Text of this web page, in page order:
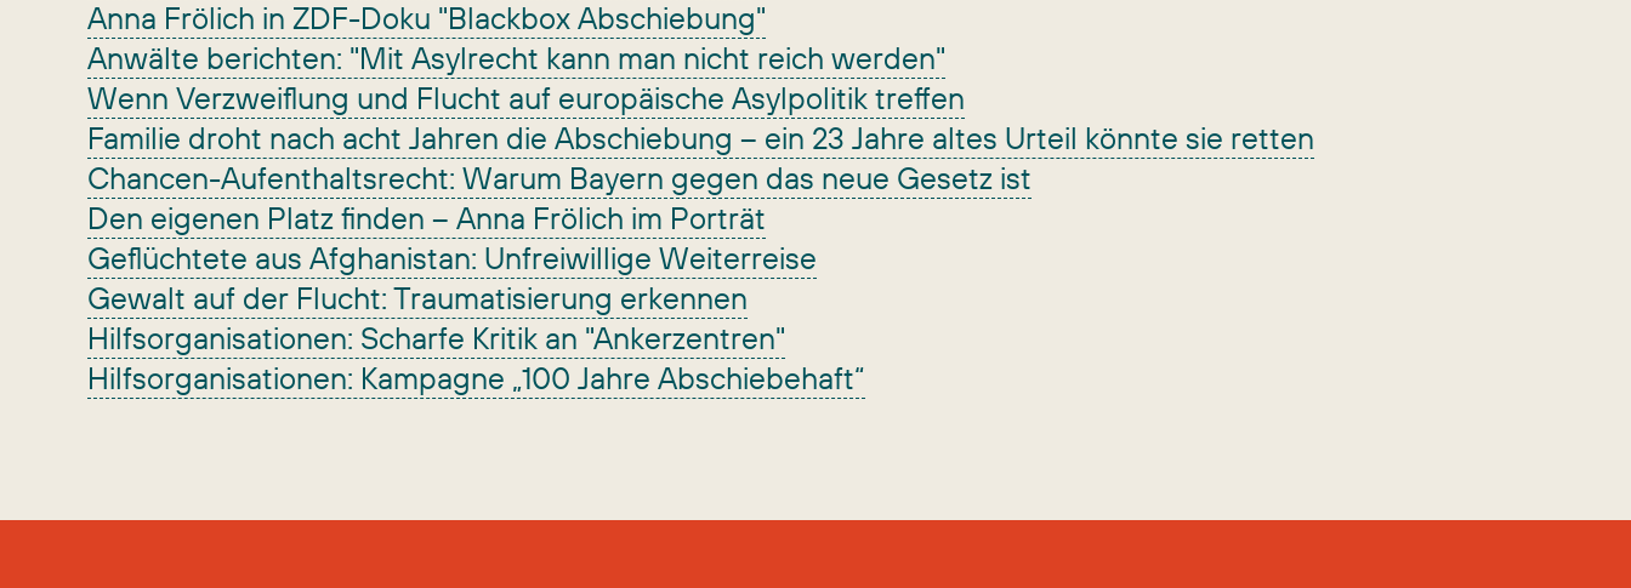
Anna Frölich in ZDF-Doku "Blackbox Abschiebung"
Anwälte berichten: "Mit Asylrecht kann man nicht reich werden"
Wenn Verzweiflung und Flucht auf europäische Asylpolitik treffen
Familie droht nach acht Jahren die Abschiebung – ein 23 Jahre altes Urteil könnte sie retten
Chancen-Aufenthaltsrecht: Warum Bayern gegen das neue Gesetz ist
Den eigenen Platz finden – Anna Frölich im Porträt
Geflüchtete aus Afghanistan: Unfreiwillige Weiterreise
Gewalt auf der Flucht: Traumatisierung erkennen
Hilfsorganisationen: Scharfe Kritik an "Ankerzentren"
Hilfsorganisationen: Kampagne „100 Jahre Abschiebehaft“